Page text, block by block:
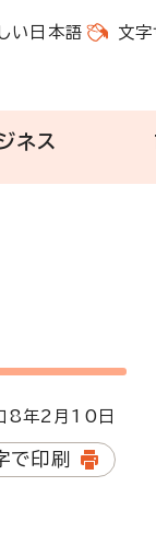
い日本語 文字
ネス
年2月10日
で印刷